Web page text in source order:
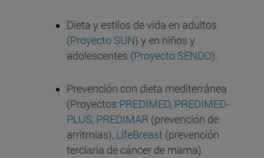
Dieta y estilos de vida en adultos
(Proyecto SUN) y en niños y
adolescentes (Proyecto SENDO).
Prevención con dieta mediterránea
(Proyectos PREDIMED, PREDIMED-
PLUS, PREDIMAR (prevención de
arritmias), LifeBreast (prevención
terciaria de cáncer de mama)